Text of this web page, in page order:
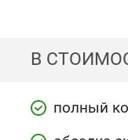
В
полный